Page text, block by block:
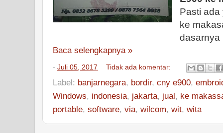
Pasti ada
ke
dasarnya
Baca selengkapnya »
- Juli 05, 2017 Tidak ada komentar:
Label: banjarnegara, bordir, cny e900,
Windows, indonesia, jakarta, jual, ke
portable, software, via, wilcom, wit, wita